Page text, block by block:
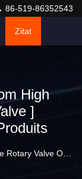
86-519-86352543
Zitat
High
]